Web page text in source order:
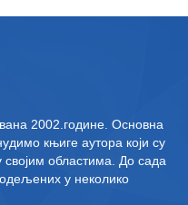
2002.године. Основна
књиге аутора који су
областима. До сада
у неколико